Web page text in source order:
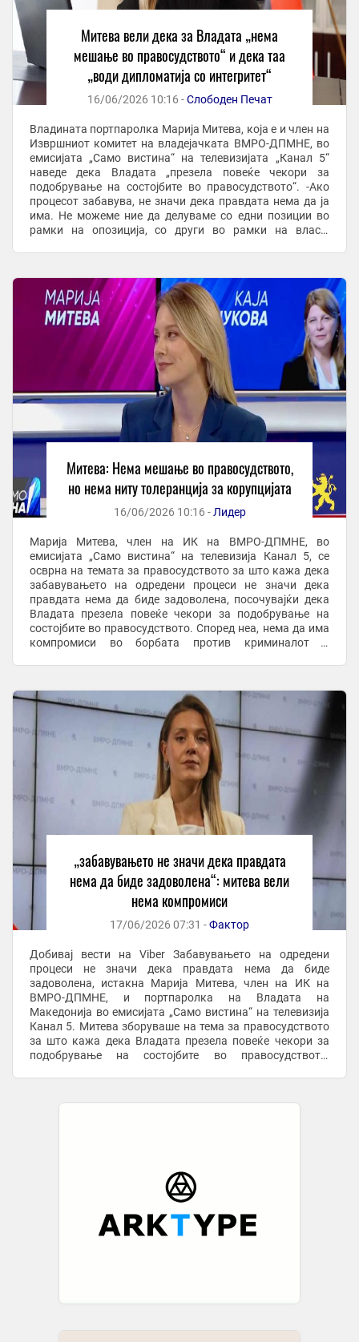
Митева вели дека за Владата „нема
мешање во правосудството“ и дека таа
„води дипломатија со интегритет“
16/06/2026 10:16 -Слободен Печат
Владината портпаролка Марија Митева, која е и член на
Извршниот комитет на владејачката ВМРО-ДПМНЕ, во
емисијата „Само вистина“ на телевизијата „Канал 5“
наведе дека Владата „презела повеќе чекори за
подобрување на состојбите во правосудството“. -Ако
процесот забавува, не значи дека правдата нема да ја
има. Не можеме ние да делуваме со едни позиции во
рамки на опозиција, со други во рамки на власт.
Митева: Нема мешање во правосудството,
но нема ниту толеранција за корупцијата
16/06/2026 10:16 - Лидер
Марија Митева, член на ИК на ВМРО-ДПМНЕ, во
емисијата „Само вистина“ на телевизија Канал 5, се
осврна на темата за правосудството за што кажа дека
забавувањето на одредени процеси не значи дека
правдата нема да биде задоволена, посочувајќи дека
Владата презела повеќе чекори за подобрување на
состојбите во правосудството. Според неа, нема да има
компромиси во борбата против криминалот и
„забавувањето не значи дека правдата
нема да биде задоволена“: митева вели
нема компромиси
17/06/2026 07:31 -Фактор
Добивај вести на Viber Забавувањето на одредени
процеси не значи дека правдата нема да биде
задоволена, истакна Марија Митева, член на ИК на
ВМРО-ДПМНЕ, и портпаролка на Владата на
Македонија во емисијата „Само вистина“ на телевизија
Канал 5. Митева зборуваше на тема за правосудството
за што кажа дека Владата презела повеќе чекори за
подобрување на состојбите во правосудството,